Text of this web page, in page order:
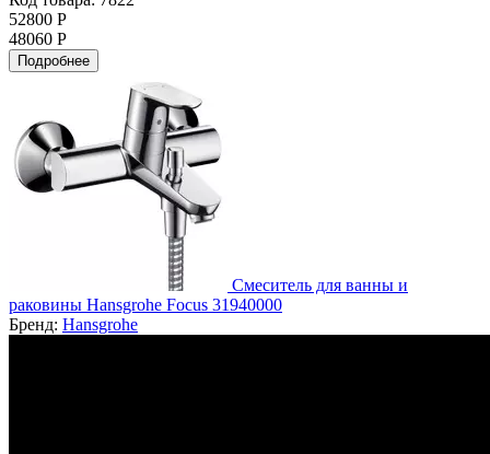
52800 Р
48060 Р
Подробнее
Смеситель для ванны и
раковины Hansgrohe Focus 31940000
Бренд: Hansgrohe